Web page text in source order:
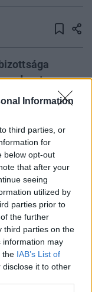
Information
third parties, or
for
below opt-out
that after your
seeing
utilized by
parties prior to
the further
third parties on the
information may
the IAB’s List of
it to other
ot, az
Az IMF volt
este 6-kor
ránézni, hogy
az EKB elnöki
monetáris
a Portfolio
és
a 37 oldalas
arra válaszol,
Az alábbi